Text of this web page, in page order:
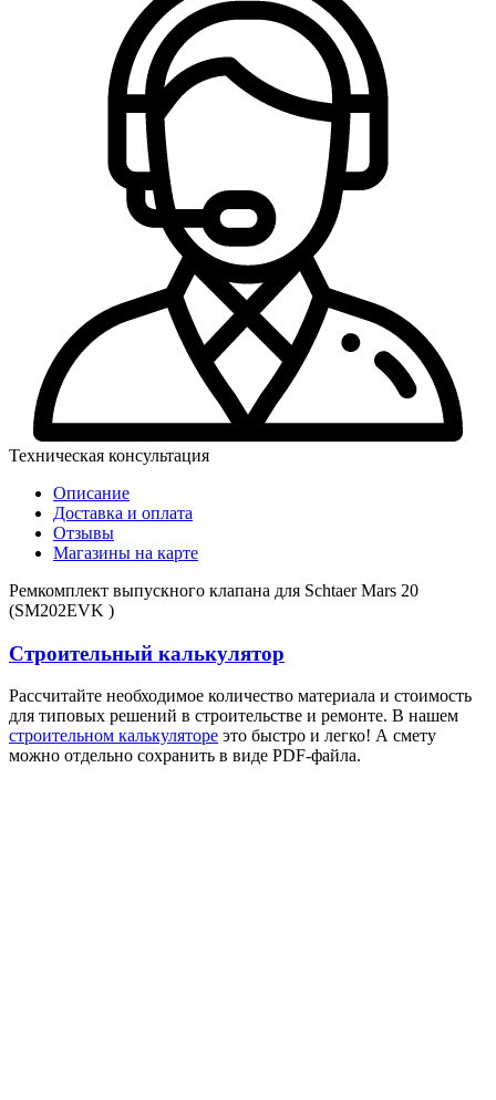
Техническая консультация
Описание
Доставка и оплата
Отзывы
Магазины на карте
Ремкомплект выпускного клапана для Schtaer Mars 20
(SM202EVK )
Строительный калькулятор
Рассчитайте необходимое количество материала и стоимость
для типовых решений в строительстве и ремонте. В нашем
строительном калькуляторе это быстро и легко! А смету
можно отдельно сохранить в виде PDF-файла.